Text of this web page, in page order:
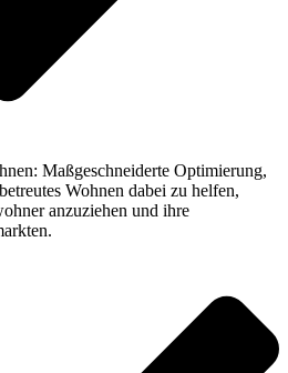
Maßgeschneiderte Optimierung,
Wohnen dabei zu helfen,
anzuziehen und ihre